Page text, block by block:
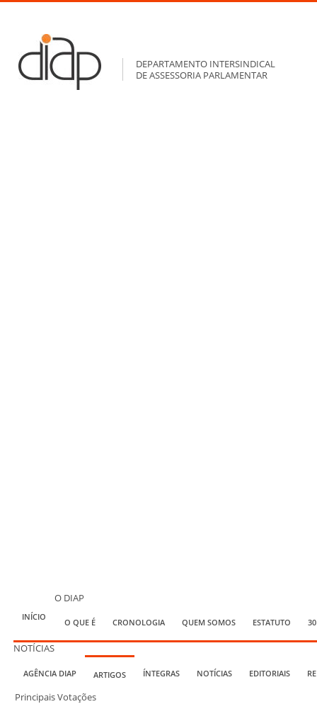
DEPARTAMENTO INTERSINDICAL
DE ASSESSORIA PARLAMENTAR
INÍCIO
O DIAP
O QUE É CRONOLOGIA QUEM SOMOS ESTATUTO
NOTÍCIAS
AGÊNCIA DIAP ARTIGOS ÍNTEGRAS NOTÍCIAS EDITORIAIS
Principais Votações